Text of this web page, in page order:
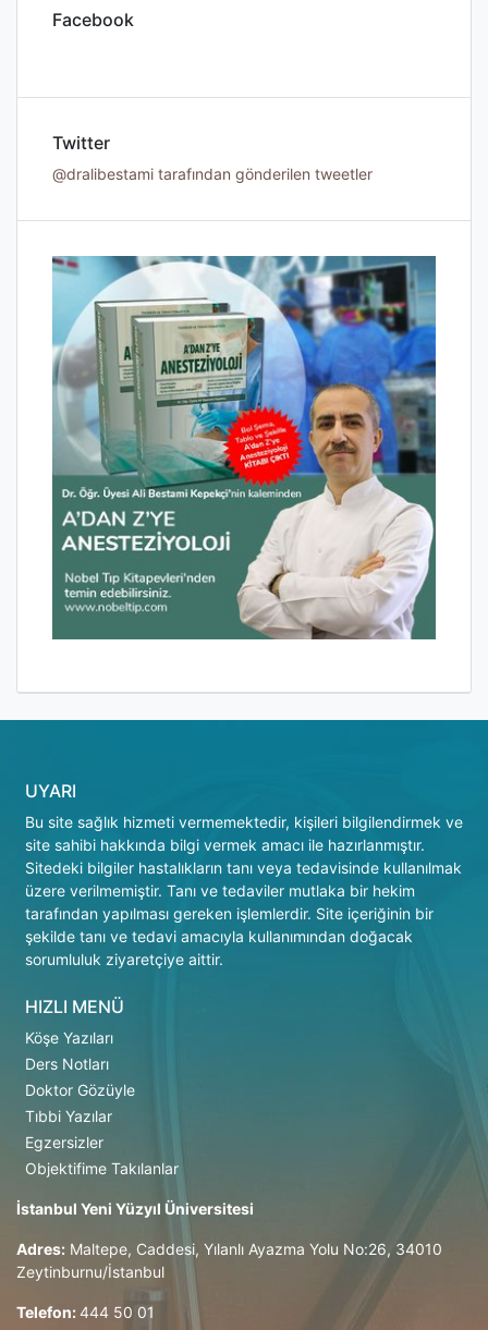
Facebook
Twitter
@dralibestami tarafından gönderilen tweetler
UYARI
Bu site sağlık hizmeti vermemektedir, kişileri bilgilendirmek ve
site sahibi hakkında bilgi vermek amacı ile hazırlanmıştır.
Sitedeki bilgiler hastalıkların tanı veya tedavisinde kullanılmak
üzere verilmemiştir. Tanı ve tedaviler mutlaka bir hekim
tarafından yapılması gereken işlemlerdir. Site içeriğinin bir
şekilde tanı ve tedavi amacıyla kullanımından doğacak
sorumluluk ziyaretçiye aittir.
HIZLI MENÜ
Köşe Yazıları
Ders Notları
Doktor Gözüyle
Tıbbi Yazılar
Egzersizler
Objektifime Takılanlar
İstanbul Yeni Yüzyıl Üniversitesi
Adres: Maltepe, Caddesi, Yılanlı Ayazma Yolu No:26, 34010
Zeytinburnu/İstanbul
Telefon:444 50 01